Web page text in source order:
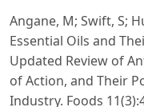
Angane, M; Swift, S;
Essential Oils and
Updated Review of
of Action, and Their
Industry. Foods